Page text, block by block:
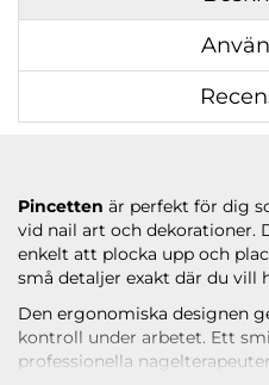
Pincetten är perfekt för dig
vid nail art och dekorationer.
enkelt att plocka upp och
små detaljer exakt där du vill
Den ergonomiska designen
kontroll under arbetet. Ett
professionella